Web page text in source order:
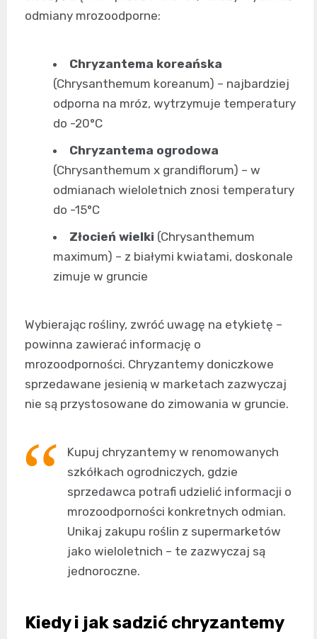
odmiany mrozoodporne:
Chryzantema koreańska
(Chrysanthemum koreanum) – najbardziej
odporna na mróz, wytrzymuje temperatury
do -20°C
Chryzantema ogrodowa
(Chrysanthemum x grandiflorum) – w
odmianach wieloletnich znosi temperatury
do -15°C
Złocień wielki (Chrysanthemum
maximum) – z białymi kwiatami, doskonale
zimuje w gruncie
Wybierając rośliny, zwróć uwagę na etykietę –
powinna zawierać informację o
mrozoodporności. Chryzantemy doniczkowe
sprzedawane jesienią w marketach zazwyczaj
nie są przystosowane do zimowania w gruncie.
Kupuj chryzantemy w renomowanych
szkółkach ogrodniczych, gdzie
sprzedawca potrafi udzielić informacji o
mrozoodporności konkretnych odmian.
Unikaj zakupu roślin z supermarketów
jako wieloletnich – te zazwyczaj są
jednoroczne.
Kiedy i jak sadzić chryzantemy